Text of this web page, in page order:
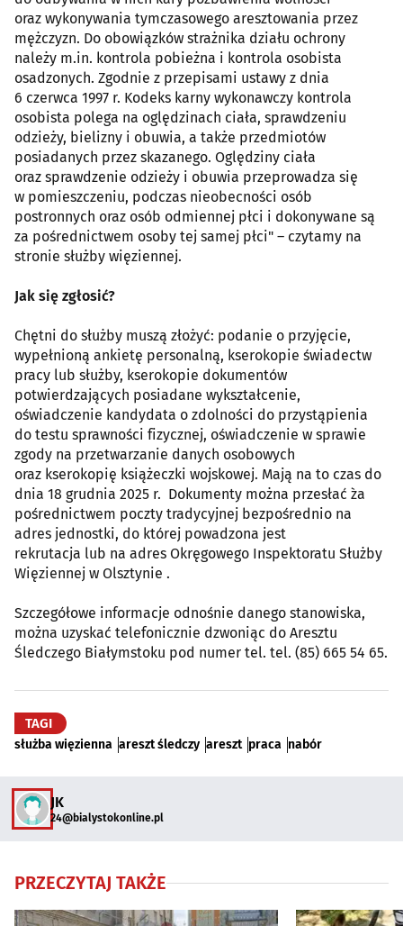
oraz wykonywania tymczasowego aresztowania przez
mężczyzn. Do obowiązków strażnika działu ochrony
należy m.in. kontrola pobieżna i kontrola osobista
osadzonych. Zgodnie z przepisami ustawy z dnia
6 czerwca 1997 r. Kodeks karny wykonawczy kontrola
osobista polega na oględzinach ciała, sprawdzeniu
odzieży, bielizny i obuwia, a także przedmiotów
posiadanych przez skazanego. Oględziny ciała
oraz sprawdzenie odzieży i obuwia przeprowadza się
w pomieszczeniu, podczas nieobecności osób
postronnych oraz osób odmiennej płci i dokonywane są
za pośrednictwem osoby tej samej płci" – czytamy na
stronie służby więziennej.
Jak się zgłosić?
Chętni do służby muszą złożyć: podanie o przyjęcie,
wypełnioną ankietę personalną, kserokopie świadectw
pracy lub służby, kserokopie dokumentów
potwierdzających posiadane wykształcenie,
oświadczenie kandydata o zdolności do przystąpienia
do testu sprawności fizycznej, oświadczenie w sprawie
zgody na przetwarzanie danych osobowych
oraz kserokopię książeczki wojskowej. Mają na to czas do
dnia 18 grudnia 2025 r. Dokumenty można przesłać `za
pośrednictwem poczty tradycyjnej bezpośrednio na
adres jednostki, do której powadzona jest
rekrutacja lub na adres Okręgowego Inspektoratu Służby
Więziennej w Olsztynie .
Szczegółowe informacje odnośnie danego stanowiska,
można uzyskać telefonicznie dzwoniąc do Aresztu
Śledczego Białymstoku pod numer tel. tel. (85) 665 54 65.
TAGI
służba więzienna areszt śledczy areszt praca nabór
JK
24@bialystokonline.pl
PRZECZYTAJ TAKŻE